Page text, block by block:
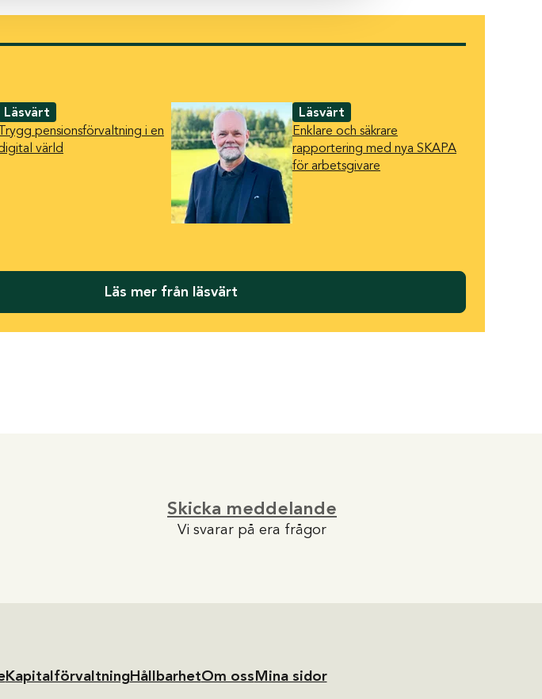
Läsvärt
pensionsförvaltning i en
värld
Läsvärt
Enklare och säkrare
rapportering med nya SKAPA
för arbetsgivare
Läs mer från läsvärt
Skicka meddelande
Vi svarar på era frågor
KapitalförvaltningHållbarhetOm ossMina sidor